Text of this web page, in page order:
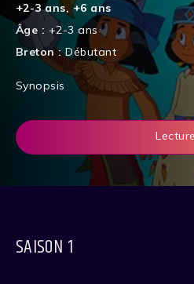
+2-3 ans,+6 ans
Âge : +2-3 ans
Breton :Débutant
Synopsis
Lecture
SAISON 1